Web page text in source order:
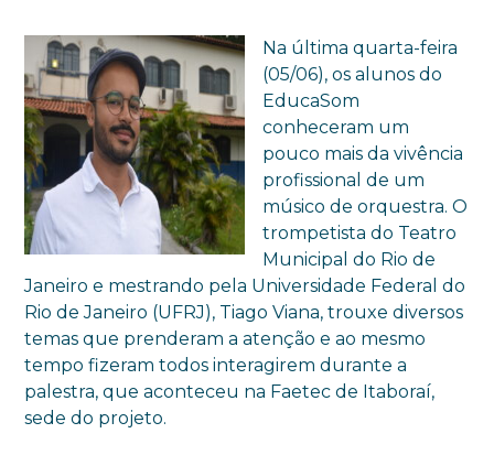
Na última quarta-feira
(05/06), os alunos do
EducaSom
conheceram um
pouco mais da vivência
profissional de um
músico de orquestra. O
trompetista do Teatro
Municipal do Rio de
Janeiro e mestrando pela Universidade Federal do
Rio de Janeiro (UFRJ), Tiago Viana, trouxe diversos
temas que prenderam a atenção e ao mesmo
tempo fizeram todos interagirem durante a
palestra, que aconteceu na Faetec de Itaboraí,
sede do projeto.